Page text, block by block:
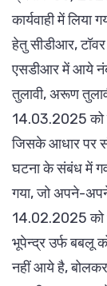
कार्यवाही में लिया
हेतु सीडीआर,
एसडीआर में आये
तुलावी, अरूण
14.03.2025 को
जिसके आधार पर
घटना के संबंध में
गया, जो अपने-
14.02.2025 को
भूपेन्द्र उर्फ बबलू
नहीं आये है,